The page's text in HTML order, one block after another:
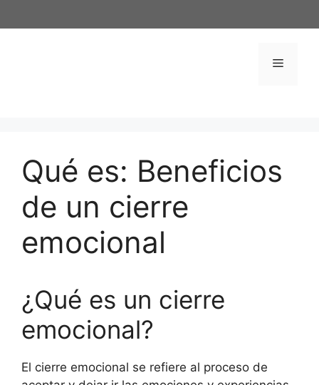
al
Menú
Qué es: Beneficios
de un cierre
emocional
¿Qué es un cierre
emocional?
El cierre emocional se refiere al proceso de